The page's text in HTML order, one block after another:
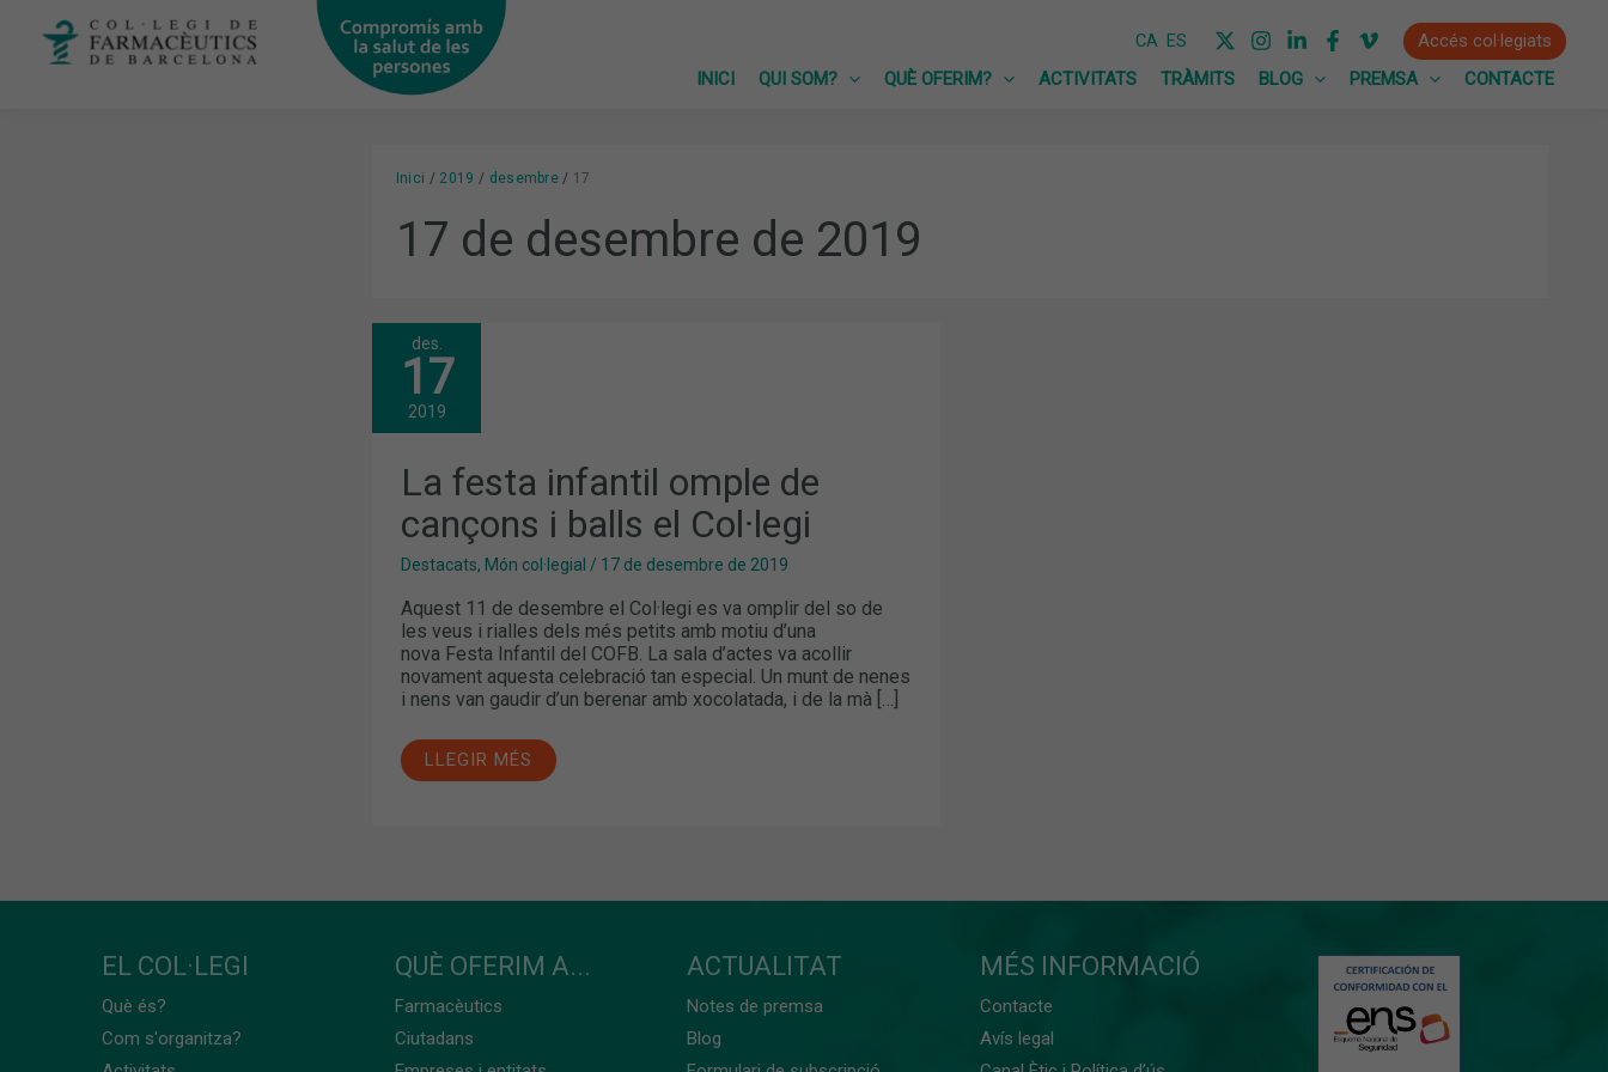
CA ES
Accés col·legiats
INICI
QUI SOM? QUÈ OFERIM? ACTIVITATS TRÀMITS BLOG PREMSA CONTACTE
Inici 2019 desembre 17
17 de desembre de 2019
des.
17
2019
La festa infantil omple de
cançons i balls el Col·legi
Destacats, Món col·legial / 17 de desembre de 2019
Aquest 11 de desembre el Col·legi es va omplir del so de
les veus i rialles dels més petits amb motiu d’una
nova Festa Infantil del COFB. La sala d’actes va acollir
novament aquesta celebració tan especial. Un munt de nenes
i nens van gaudir d’un berenar amb xocolatada, i de la mà […]
LA
FESTA
INFANTIL
OMPLE
DE
BALLS
EL
COL·LEGI
LLEGIR MÉS
EL COL·LEGI
Què és?
Com s'organitza?
QUÈ OFERIM A...
Farmacèutics
Ciutadans
ACTUALITAT
Notes de premsa
Blog
MÉS INFORMACIÓ
Contacte
Avís legal